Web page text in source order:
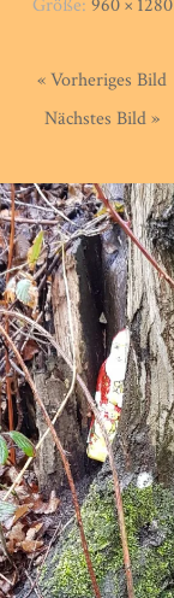
« Vorheriges Bild
Nächstes Bild »